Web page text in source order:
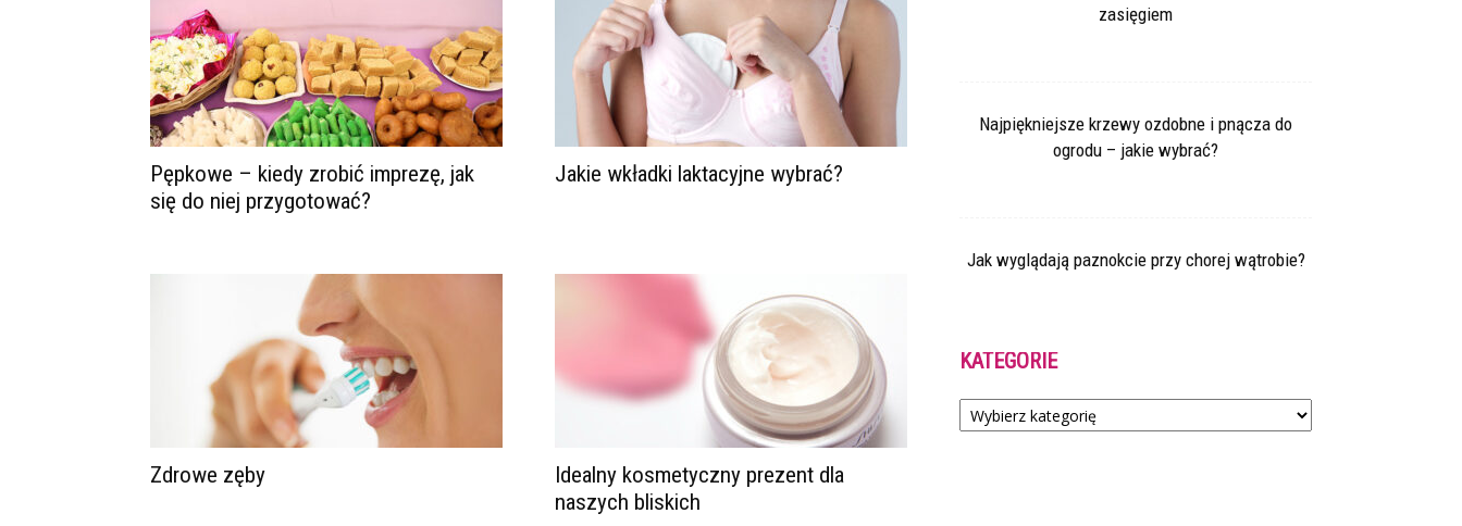
Pępkowe – kiedy zrobić imprezę, jak
się do niej przygotować?
Jakie wkładki laktacyjne wybrać?
Zdrowe zęby
Idealny kosmetyczny prezent dla
naszych bliskich
zasięgiem
Najpiękniejsze krzewy ozdobne i pnącza do
ogrodu – jakie wybrać?
Jak wyglądają paznokcie przy chorej wątrobie?
KATEGORIE
Kategorie